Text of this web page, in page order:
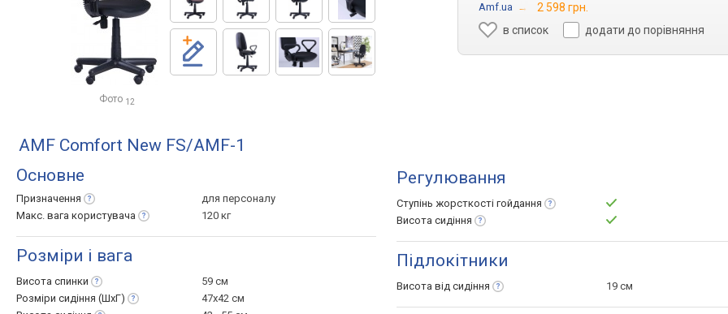
Фото 12
Amf.ua →
2 598 грн.
в список
додати до порівняння
AMF Comfort New FS/AMF-1
Основне
Призначення
для персоналу
Макс. вага користувача 120 кг
Розміри і вага
Висота спинки
59 см
Розміри сидіння (ШхГ)
47x42 см
Регулювання
Ступінь жорсткості гойдання
Висота сидіння
Підлокітники
Висота від сидіння 19 см